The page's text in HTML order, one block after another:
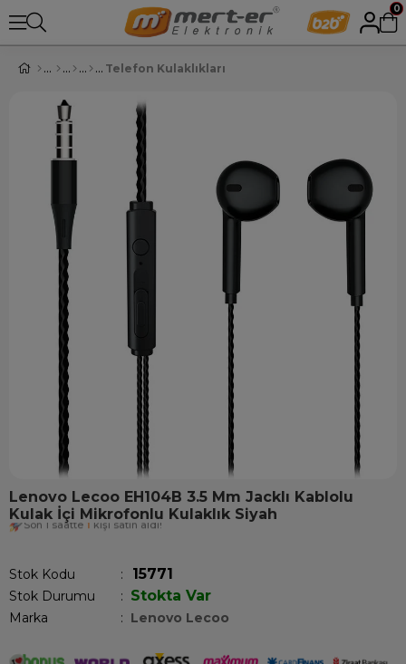
0
Telefon Kulaklıkları
Lenovo Lecoo EH104B 3.5 Mm Jacklı Kablolu
Kulak İçi Mikrofonlu Kulaklık Siyah
Son 1 saatte 1 kişi satın aldı!
Stok Kodu 15771
Stok Durumu : Stokta Var
Marka : Lenovo Lecoo